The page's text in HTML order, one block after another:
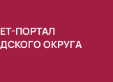
ПОРТАЛ
ОКРУГА